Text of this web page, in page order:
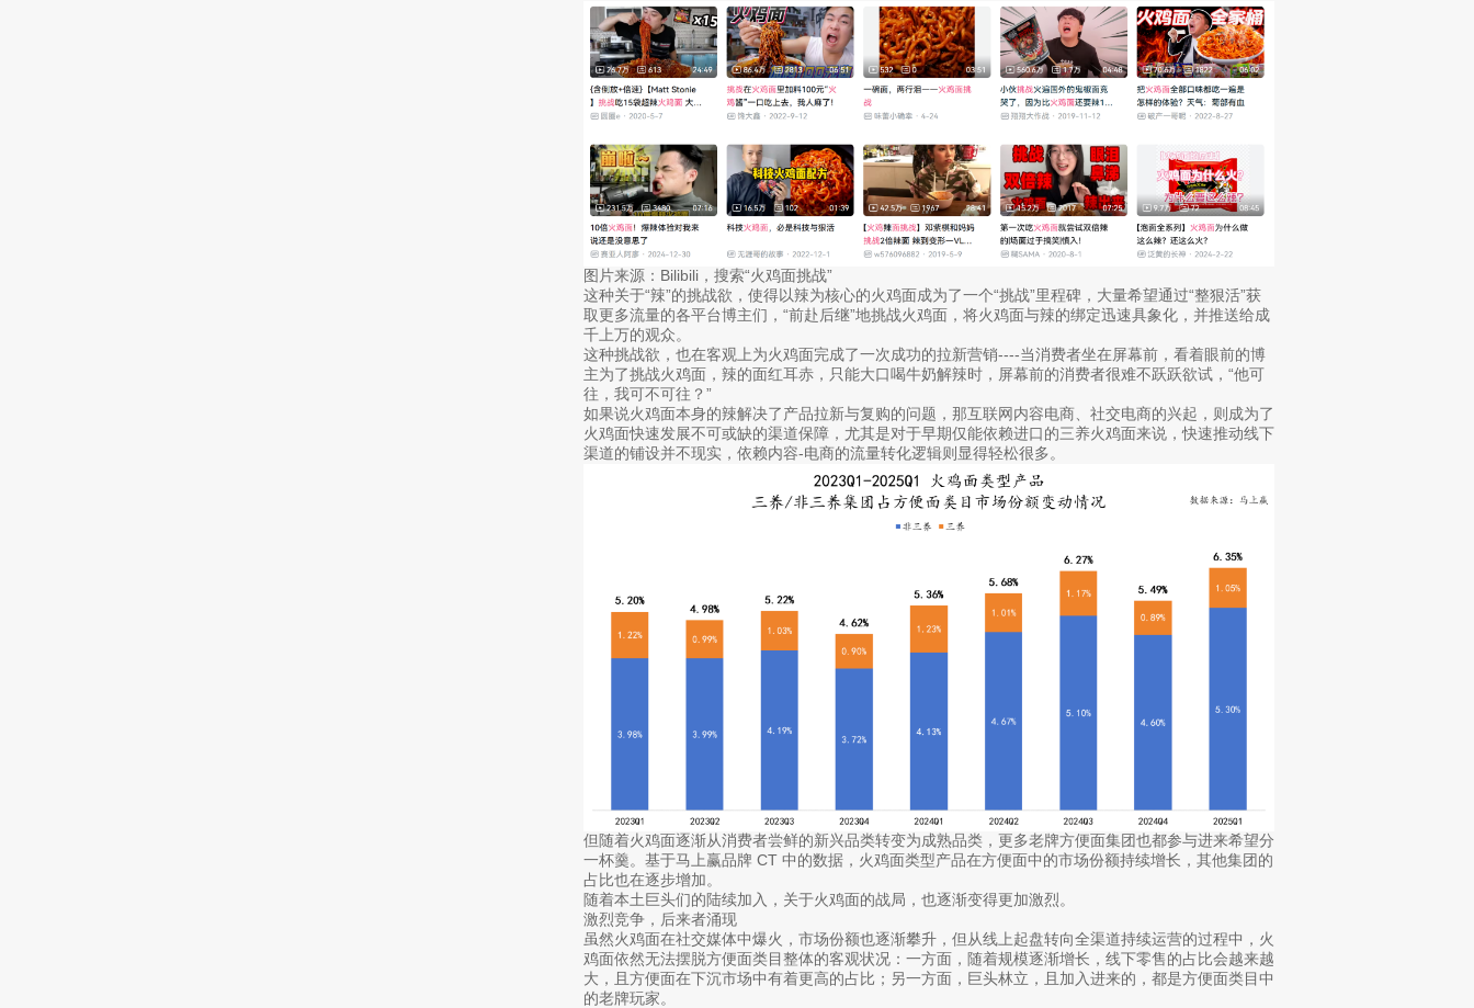
图片来源：Bilibili，搜索“火鸡面挑战”
这种关于“辣”的挑战欲，使得以辣为核心的火鸡面成为了一个“挑战”里程碑，大量希望通过“整狠活”获
取更多流量的各平台博主们，“前赴后继”地挑战火鸡面，将火鸡面与辣的绑定迅速具象化，并推送给成
千上万的观众。
这种挑战欲，也在客观上为火鸡面完成了一次成功的拉新营销----当消费者坐在屏幕前，看着眼前的博
主为了挑战火鸡面，辣的面红耳赤，只能大口喝牛奶解辣时，屏幕前的消费者很难不跃跃欲试，“他可
往，我可不可往？”
如果说火鸡面本身的辣解决了产品拉新与复购的问题，那互联网内容电商、社交电商的兴起，则成为了
火鸡面快速发展不可或缺的渠道保障，尤其是对于早期仅能依赖进口的三养火鸡面来说，快速推动线下
渠道的铺设并不现实，依赖内容-电商的流量转化逻辑则显得轻松很多。
但随着火鸡面逐渐从消费者尝鲜的新兴品类转变为成熟品类，更多老牌方便面集团也都参与进来希望分
一杯羹。基于马上赢品牌 CT 中的数据，火鸡面类型产品在方便面中的市场份额持续增长，其他集团的
占比也在逐步增加。
随着本土巨头们的陆续加入，关于火鸡面的战局，也逐渐变得更加激烈。
激烈竞争，后来者涌现
虽然火鸡面在社交媒体中爆火，市场份额也逐渐攀升，但从线上起盘转向全渠道持续运营的过程中，火
鸡面依然无法摆脱方便面类目整体的客观状况：一方面，随着规模逐渐增长，线下零售的占比会越来越
大，且方便面在下沉市场中有着更高的占比；另一方面，巨头林立，且加入进来的，都是方便面类目中
的老牌玩家。